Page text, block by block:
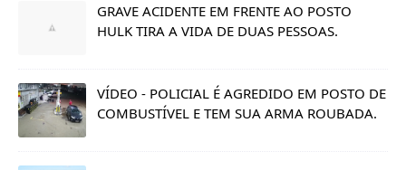
GRAVE ACIDENTE EM FRENTE AO POSTO
HULK TIRA A VIDA DE DUAS PESSOAS.
VÍDEO - POLICIAL É AGREDIDO EM POSTO DE
COMBUSTÍVEL E TEM SUA ARMA ROUBADA.